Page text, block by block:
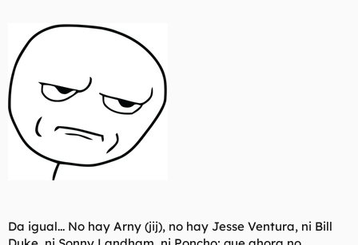
Da igual... No hay Arny (jij), no hay Jesse Ventura, ni Bill